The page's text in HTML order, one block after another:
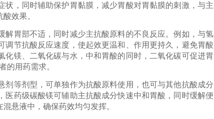
，同时辅助保护胃黏膜，减少胃酸对胃黏膜的刺激，与主
效果。
胃部不适，同时减少主抗酸原料的不良反应。例如，与氢
节抗酸反应速度，使起效更温和、作用更持久，避免胃酸
镁、二氧化碳与水，中和胃酸的同时，二氧化碳可促进胃
的用药需求。
等剂型，可单独作为抗酸原料使用，也可与其他抗酸成分
药级碳酸镁可辅助主抗酸成分快速中和胃酸，同时缓解便
悬液中，确保药效均匀发挥。